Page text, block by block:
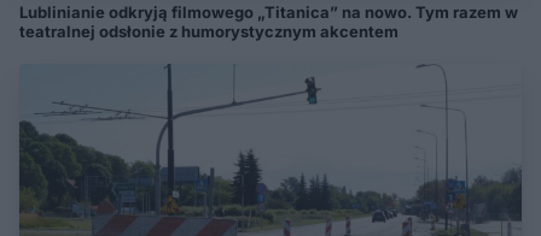
Lublinianie odkryją filmowego „Titanica” na nowo. Tym razem w
teatralnej odsłonie z humorystycznym akcentem